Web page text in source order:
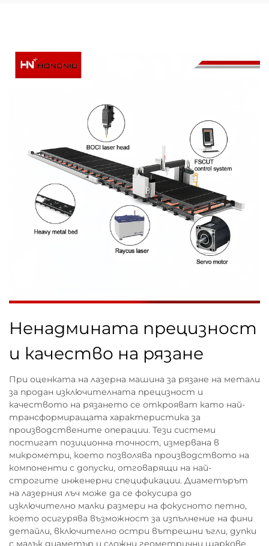
Ненадмината прецизност
и качество на рязане
При оценката на лазерна машина за рязане на метали
за продан изключителната прецизност и
качеството на рязането се открояват като най-
трансформиращата характеристика за
производствените операции. Тези системи
постигат позиционна точност, измервана в
микрометри, което позволява производството на
компоненти с допуски, отговарящи на най-
строгите инженерни спецификации. Диаметърът
на лазерния лъч може да се фокусира до
изключително малки размери на фокусното петно,
което осигурява възможност за изпълнение на фини
детайли, включително остри вътрешни ъгли, дупки
с малък диаметър и сложни геометрични шаркове,